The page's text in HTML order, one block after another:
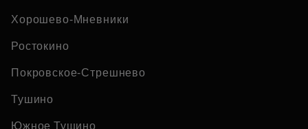
Хорошево-Мневники
Ростокино
Покровское-Стрешнево
Тушино
Южное Тушино